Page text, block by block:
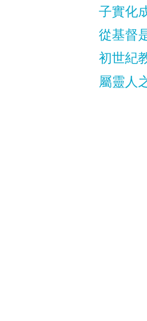
子實化
從基督
初世紀
屬靈人